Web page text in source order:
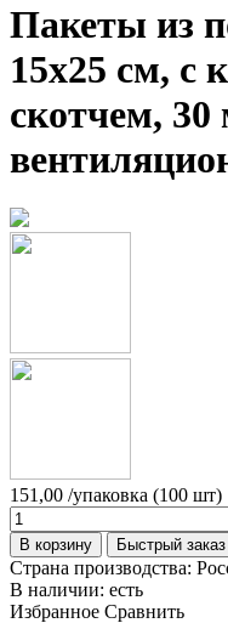
Пакеты из
15х25 см, с
скотчем,
151,00 /упаковка (100 шт)
В корзину Быстрый заказ
Страна производства:
В наличии: есть
Избранное Сравнить